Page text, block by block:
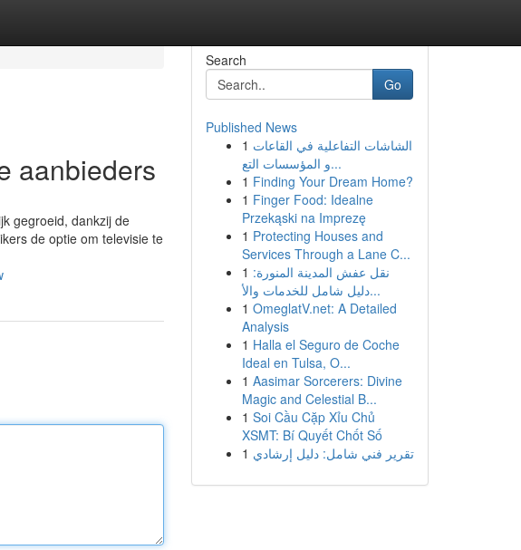
aanbieders
gegroeid, dankzij de
de optie om televisie te
Search
Go
Published News
1 الشاشات التفاعلية في القاعات
و المؤسسات التع...
1 Finding Your Dream Home?
1 Finger Food: Idealne
Przekąski na Imprezę
1 Protecting Houses and
Services Through a Lane C...
1 نقل عفش المدينة المنورة:
دليل شامل للخدمات والأ...
1 OmeglatV.net: A Detailed
Analysis
1 Halla el Seguro de Coche
Ideal en Tulsa, O...
1 Aasimar Sorcerers: Divine
Magic and Celestial B...
1 Soi Cầu Cặp Xỉu Chủ
XSMT: Bí Quyết Chốt Số
1 تقرير فني شامل: دليل إرشادي